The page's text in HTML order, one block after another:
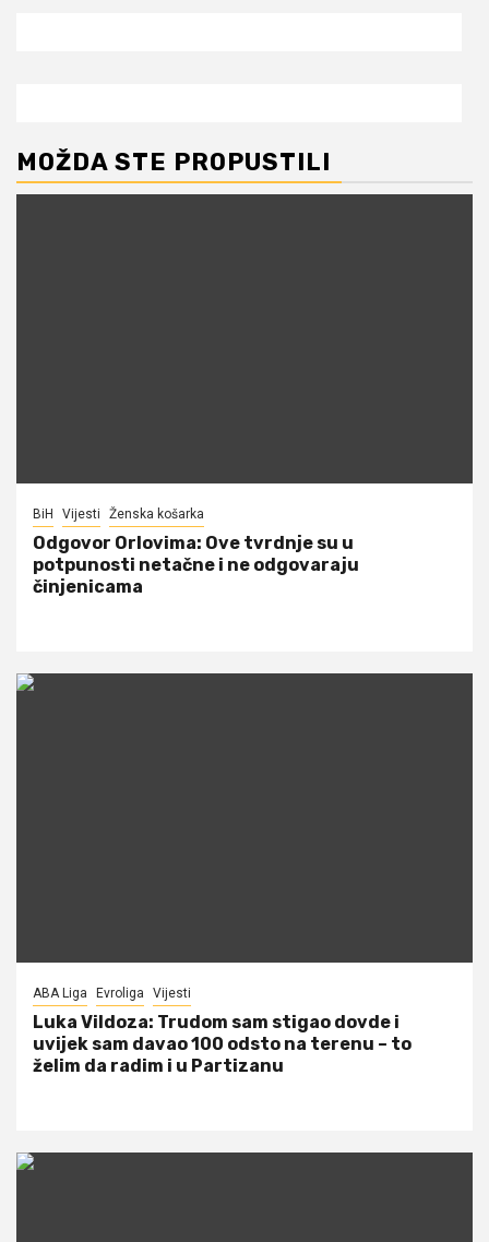
MOŽDA STE PROPUSTILI
BiH Vijesti Ženska košarka
Odgovor Orlovima: ​Ove tvrdnje su u
potpunosti netačne i ne odgovaraju
činjenicama
ABA Liga Evroliga Vijesti
Luka Vildoza: Trudom sam stigao dovde i
uvijek sam davao 100 odsto na terenu – to
želim da radim i u Partizanu